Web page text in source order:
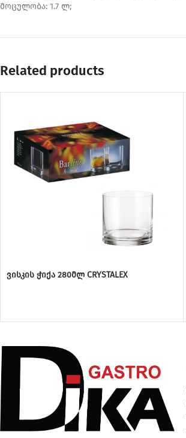
მოცულობა: 1.7 ლ;
Related products
ვისკის ჭიქა 280მლ CRYSTALEX